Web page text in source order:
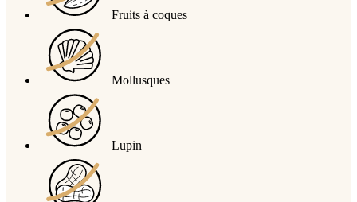
Fruits à coques
Mollusques
Lupin